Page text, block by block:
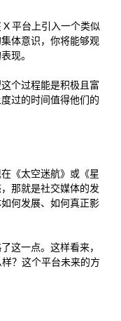
平台上引入一个类似
体意识，你将能够观
现。
个过程能是积极且富
过的时间值得他们的
《太空迷航》或《星
那就是社交媒体的发
何发展、如何真正影
这一点。这样看来，
？这个平台未来的方